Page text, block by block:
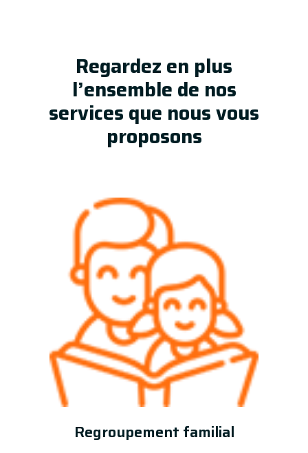
Regardez en plus
l’ensemble de nos
services que nous vous
proposons
Regroupement familial